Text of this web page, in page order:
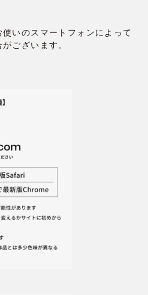
いのスマートフォンによって
ございます。﻿